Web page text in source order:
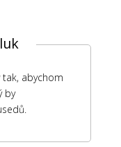
abychom
by